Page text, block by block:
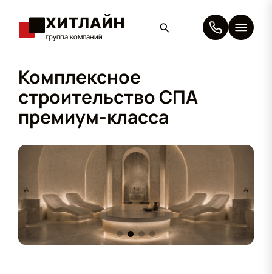
ХИТЛАЙН
группа компаний
Комплексное
строительствоСПА
премиум-класса